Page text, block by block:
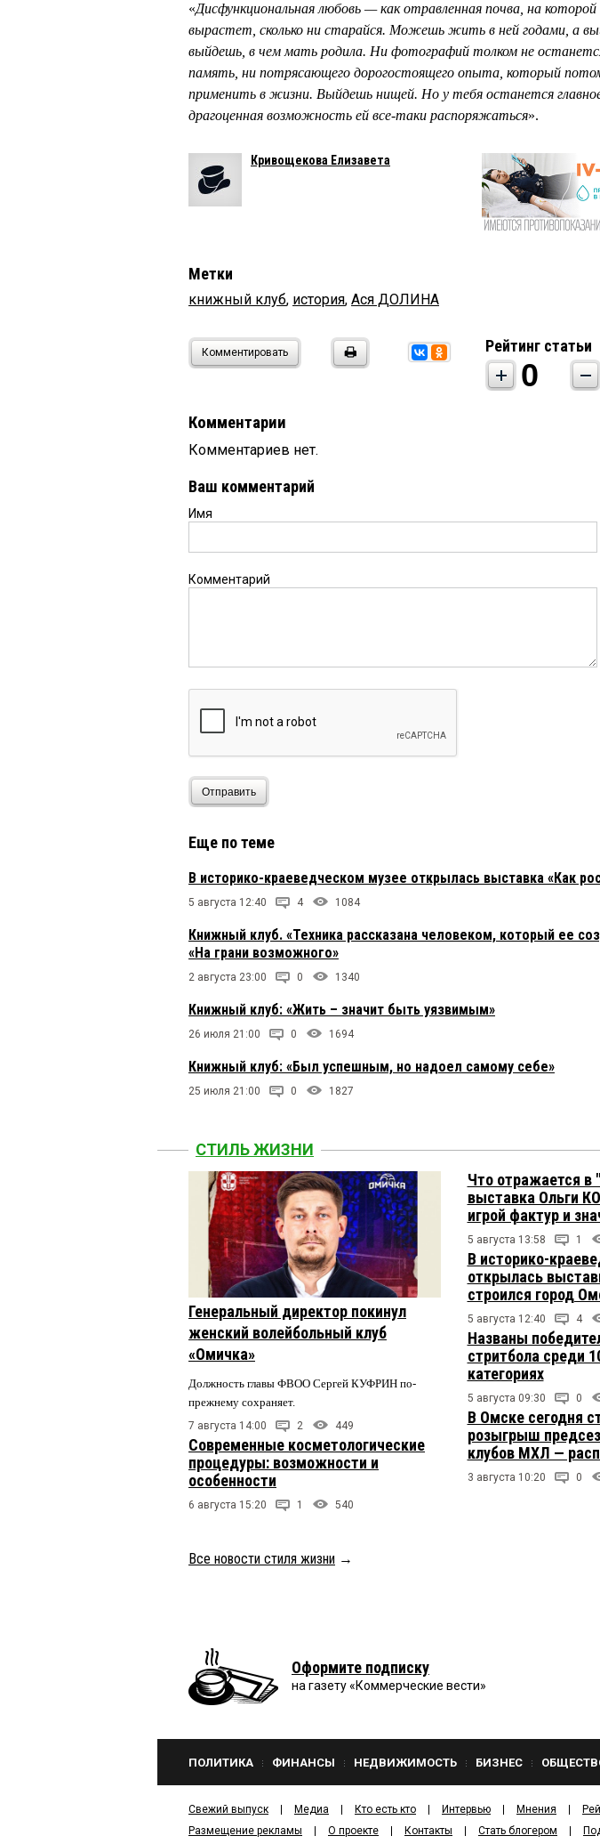
«Дисфункциональная любовь — как отравленная почва, на которой
вырастет, сколько ни старайся. Можешь жить в ней годами, а
выйдешь, в чем мать родила. Ни фотографий толком не
память, ни потрясающего дорогостоящего опыта, который
применить в жизни. Выйдешь нищей. Но у тебя останется
драгоценная возможность ей все-таки распоряжаться».
Кривощекова Елизавета
Метки
книжный клуб, история, Ася ДОЛИНА
Комментировать Рейтинг статьи
0
Комментарии
Комментариев нет.
Ваш комментарий
Имя
Комментарий
Отправить
Еще по теме
В историко-краеведческом музее открылась выставка «Как
5 августа 12:40 4 1084
Книжный клуб. «Техника рассказана человеком, который ее
«На грани возможного»
2 августа 23:00 0 1340
Книжный клуб: «Жить – значит быть уязвимым»
26 июля 21:00 0 1694
Книжный клуб: «Был успешным, но надоел самому себе»
25 июля 21:00 0 1827
СТИЛЬ ЖИЗНИ
Генеральный директор покинул
женский волейбольный клуб
«Омичка»
Должность главы ФВОО Сергей КУФРИН по-
прежнему сохраняет.
7 августа 14:00 2 449
Современные косметологические
процедуры: возможности и
особенности
6 августа 15:20 1 540
Что отражается в
выставка Ольги
игрой фактур и
5 августа 13:58 1
В историко-
открылась
строился город
5 августа 12:40 4
Названы
стритбола среди
категориях
5 августа 09:30 0
В Омске сегодня
розыгрыш
клубов МХЛ —
3 августа 10:20 0
Все новости стиля жизни →
Оформите подписку
на газету «Коммерческие вести»
ПОЛИТИКА ФИНАНСЫ НЕДВИЖИМОСТЬ БИЗНЕС
Свежий выпуск Медиа Кто есть кто Интервью Мнения
Размещение рекламы
О проекте Контакты Стать блогером